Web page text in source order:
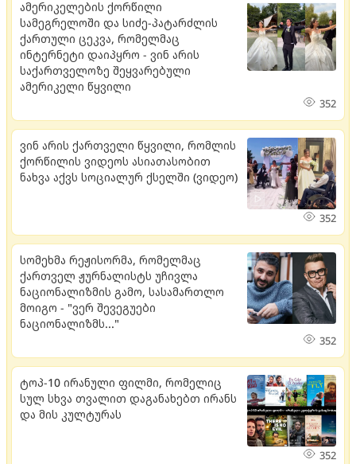
ამერიკელების ქორწილი
სამეგრელოში და სიძე-პატარძლის
ქართული ცეკვა, რომელმაც
ინტერნეტი დაიპყრო - ვინ არის
საქართველოზე შეყვარებული
ამერიკელი წყვილი
352
ვინ არის ქართველი წყვილი, რომლის
ქორწილის ვიდეოს ასიათასობით
ნახვა აქვს სოციალურ ქსელში (ვიდეო)
352
სომეხმა რეჟისორმა, რომელმაც
ქართველ ჟურნალისტს უჩივლა
ნაციონალიზმის გამო, სასამართლო
მოიგო - "ვერ შევეგუები
ნაციონალიზმს..."
352
ტოპ-10 ირანული ფილმი, რომელიც
სულ სხვა თვალით დაგანახებთ ირანს
და მის კულტურას
352